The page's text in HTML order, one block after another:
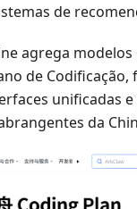
de
agrega
de
unificadas
da